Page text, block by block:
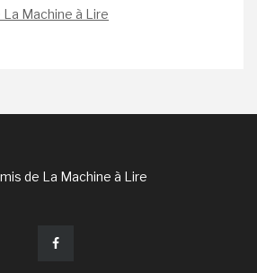
Machine à Lire
de La Machine à Lire